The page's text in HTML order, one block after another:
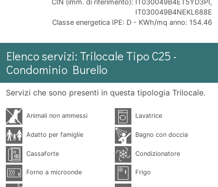
CIN (imm. di riferimento): IT030049B4ET5YD3PI,
IT030049B4NEKL688E
Classe energetica IPE: D - KWh/mq anno: 154.46
Elenco servizi: Trilocale Tipo C25 -
Condominio Burello
Servizi che sono presenti in questa tipologia Trilocale.
Animali non ammessi Lavatrice
Adatto per famiglie Bagno con doccia
Cassaforte Condizionatore
Forno a microonde Frigo